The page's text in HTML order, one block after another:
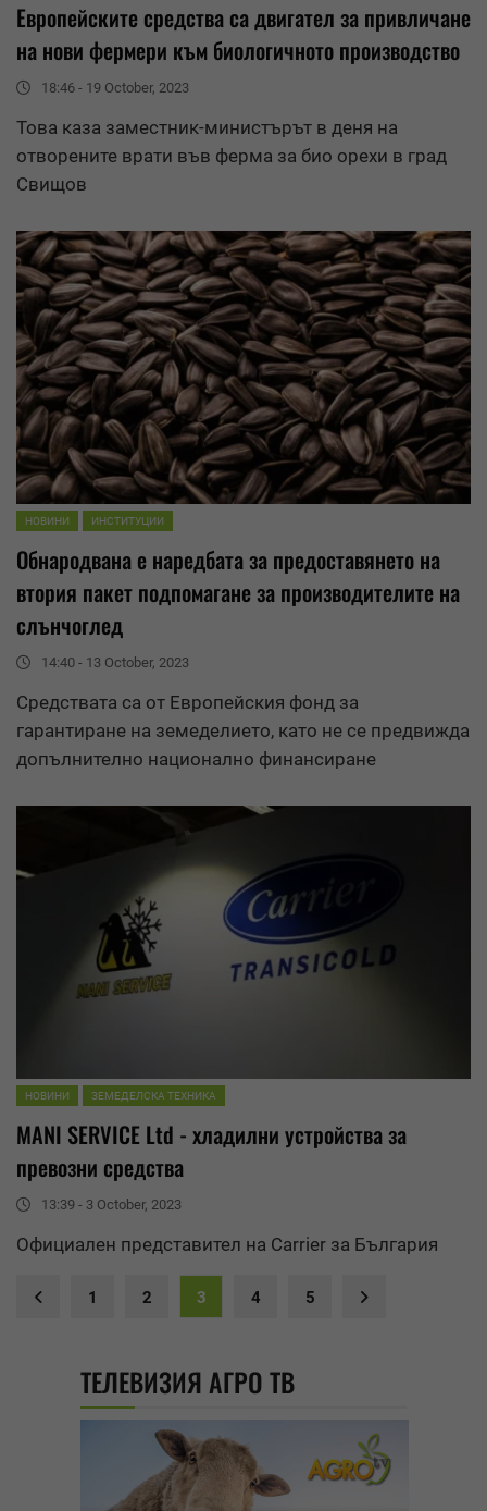
Европейските средства са двигател за привличане
на нови фермери към биологичното производство
18:46 - 19 October, 2023
Това каза заместник-министърът в деня на
отворените врати във ферма за био орехи в град
Свищов
НОВИНИ ИНСТИТУЦИИ
Обнародвана е наредбата за предоставянето на
втория пакет подпомагане за производителите на
слънчоглед
14:40 - 13 October, 2023
Средствата са от Европейския фонд за
гарантиране на земеделието, като не се предвижда
допълнително национално финансиране
НОВИНИ ЗЕМЕДЕЛСКА ТЕХНИКА
MANI SERVICE Ltd - хладилни устройства за
превозни средства
13:39 - 3 October, 2023
Официален представител на Carrier за България
1 2 3 4 5
ТЕЛЕВИЗИЯ АГРО ТВ